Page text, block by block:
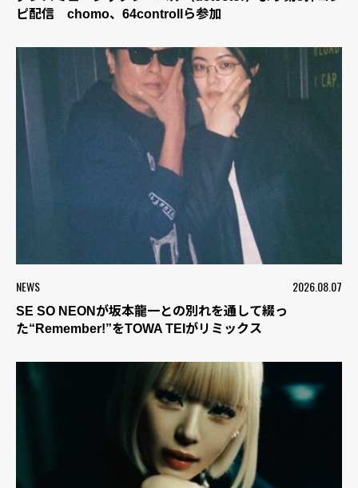
ピ配信 chomo、64controllら参加
NEWS 2026.08.07
SE SO NEONが坂本龍一との別れを通して綴っ
た“Remember!”をTOWA TEIがリミックス